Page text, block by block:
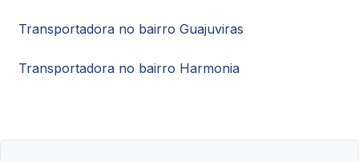
Transportadora no bairro Guajuviras
Transportadora no bairro Harmonia